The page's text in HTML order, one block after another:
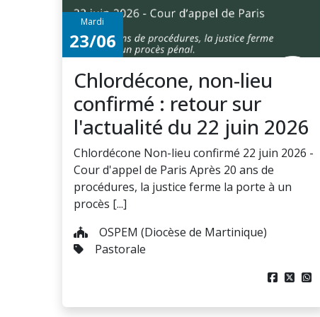
Mardi
23/06
Chlordécone, non-lieu
confirmé : retour sur
l'actualité du 22 juin 2026
Chlordécone Non-lieu confirmé 22 juin 2026 -
Cour d'appel de Paris Après 20 ans de
procédures, la justice ferme la porte à un
procès [...]
OSPEM (Diocèse de Martinique)
Pastorale
  